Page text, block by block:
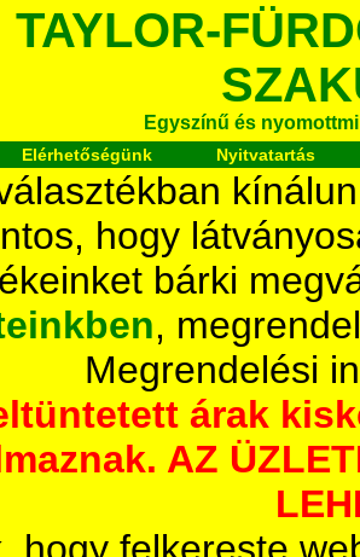
TAYLOR-
Egyszínű és
Elérhetőségünk Nyitvatartás
hogy
bárki
,
Megrendelési
árak
AZ